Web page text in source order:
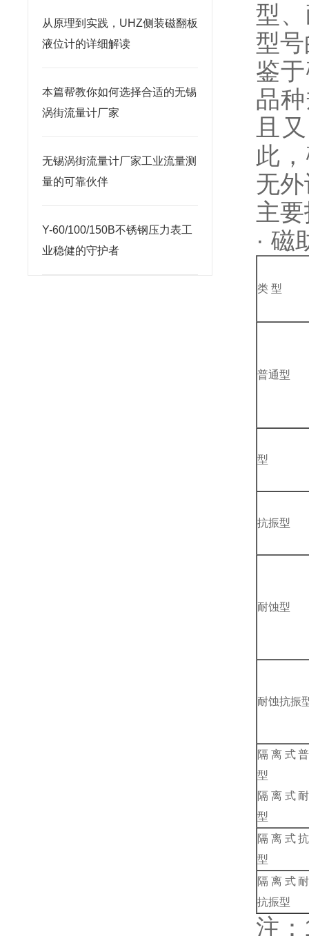
从原理到实践，UHZ侧装磁翻板
液位计的详细解读
本篇帮教你如何选择合适的无锡
涡街流量计厂家
无锡涡街流量计厂家工业流量测
量的可靠伙伴
Y-60/100/150B不锈钢压力表工
业稳健的守护者
型
型
鉴
品
且
此
无
主
· 磁
类 型
普通型
型
抗振型
耐蚀型
耐蚀抗振
隔离式
型
隔离式
型
隔离式
型
隔离式
抗振型
注：